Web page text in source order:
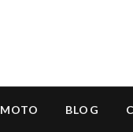
MOTO BLOG